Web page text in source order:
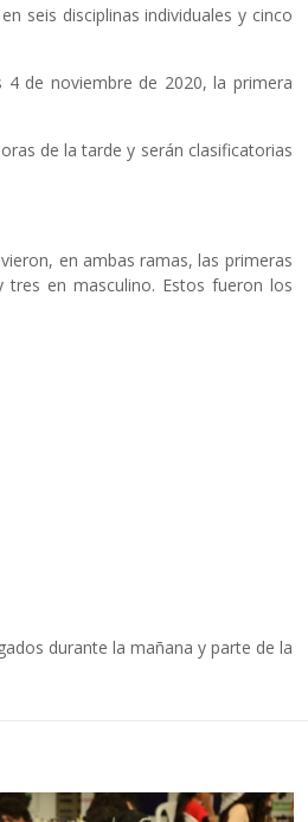
seis disciplinas individuales y cinco
de noviembre de 2020, la primera
de la tarde y serán clasificatorias
en ambas ramas, las primeras
en masculino. Estos fueron los
durante la mañana y parte de la